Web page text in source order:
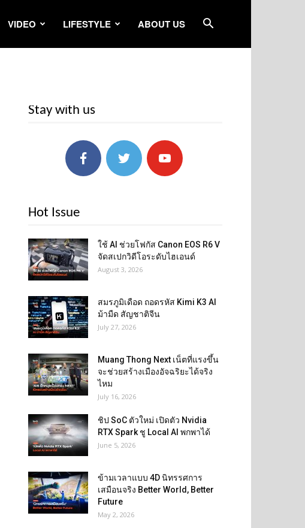
VIDEO LIFESTYLE ABOUT US
Stay with us
Hot Issue
ใช้ AI ช่วยโฟกัส Canon EOS R6 V
จัดสเปกวิดีโอระดับไฮเอนด์
August 3, 2026
สมรภูมิเดือด ถอดรหัส Kimi K3 AI
ม้ามืด สัญชาติจีน
July 27, 2026
Muang Thong Next เน็ตที่แรงขึ้น
จะช่วยสร้างเมืองอัจฉริยะได้จริง
ไหม
July 16, 2026
ชิป SoC ตัวใหม่ เปิดตัว Nvidia
RTX Spark ชู Local AI พกพาได้
June 5, 2026
ข้ามเวลาแบบ 4D นิทรรศการ
เสมือนจริง Better World, Better
Future
May 2, 2026